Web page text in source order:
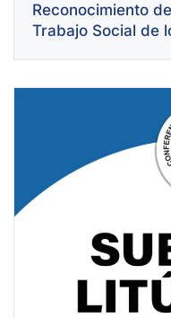
Reconocimiento
Trabajo Social de